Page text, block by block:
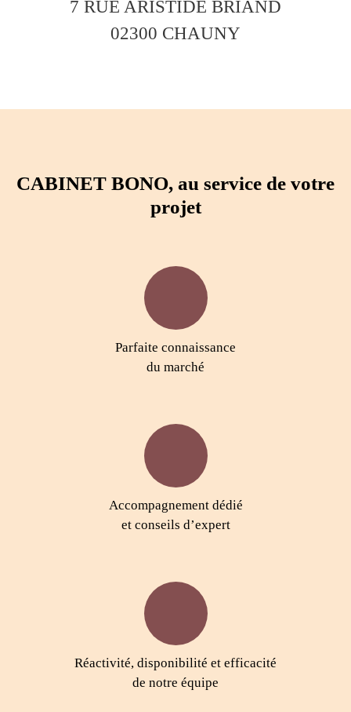
7 RUE ARISTIDE BRIAND
02300 CHAUNY
CABINET BONO, au service de votre
projet
Parfaite connaissance
du marché
Accompagnement dédié
et conseils d’expert
Réactivité, disponibilité et efficacité
de notre équipe